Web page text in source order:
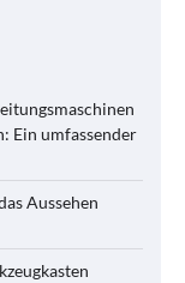
Ein umfassender
Aussehen